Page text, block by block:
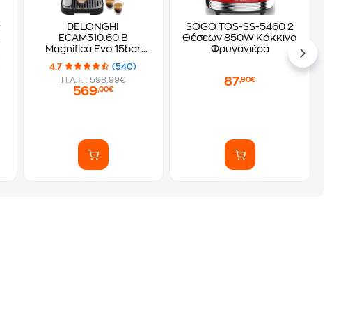
DELONGHI
ECAM310.60.B
Magnifica Evo 15bar
Μηχανή Espresso
4.7
(540)
Π.Λ.Τ. : 598.99€
569,00€
SOGO TOS-SS-5460 2
Θέσεων 850W Κόκκινο
Φρυγανιέρα
87,90€